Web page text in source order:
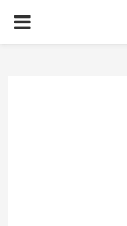
PRIMARY